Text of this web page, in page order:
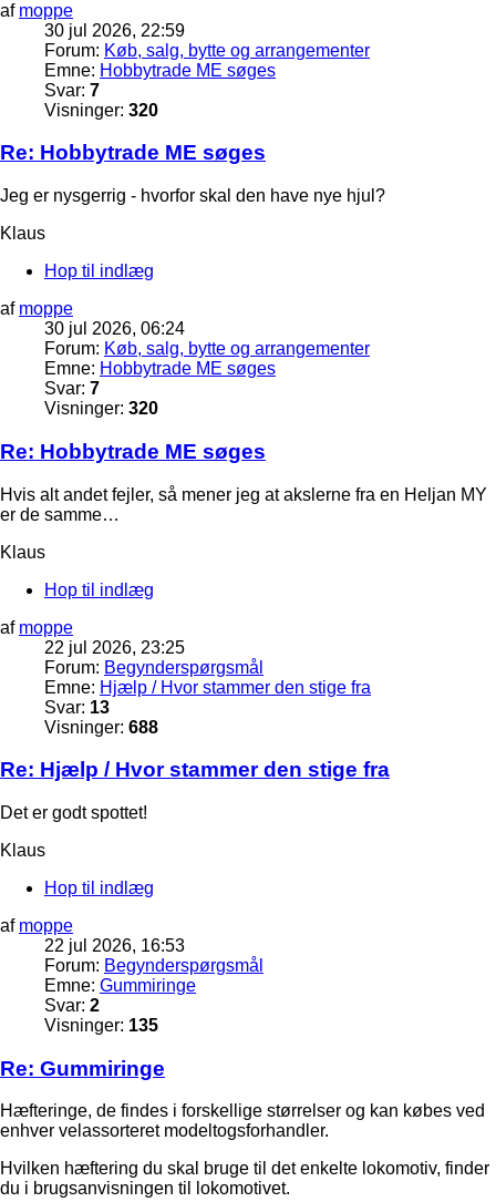
af moppe
30 jul 2026, 22:59
Forum: Køb, salg, bytte og arrangementer
Emne: Hobbytrade ME søges
Svar: 7
Visninger: 320
Re: Hobbytrade ME søges
Jeg er nysgerrig - hvorfor skal den have nye hjul?
Klaus
Hop til indlæg
af moppe
30 jul 2026, 06:24
Forum: Køb, salg, bytte og arrangementer
Emne: Hobbytrade ME søges
Svar: 7
Visninger: 320
Re: Hobbytrade ME søges
Hvis alt andet fejler, så mener jeg at akslerne fra en Heljan MY
er de samme…
Klaus
Hop til indlæg
af moppe
22 jul 2026, 23:25
Forum: Begynderspørgsmål
Emne: Hjælp / Hvor stammer den stige fra
Svar: 13
Visninger: 688
Re: Hjælp / Hvor stammer den stige fra
Det er godt spottet!
Klaus
Hop til indlæg
af moppe
22 jul 2026, 16:53
Forum: Begynderspørgsmål
Emne: Gummiringe
Svar: 2
Visninger: 135
Re: Gummiringe
Hæfteringe, de findes i forskellige størrelser og kan købes ved
enhver velassorteret modeltogsforhandler.
Hvilken hæftering du skal bruge til det enkelte lokomotiv, finder
du i brugsanvisningen til lokomotivet.